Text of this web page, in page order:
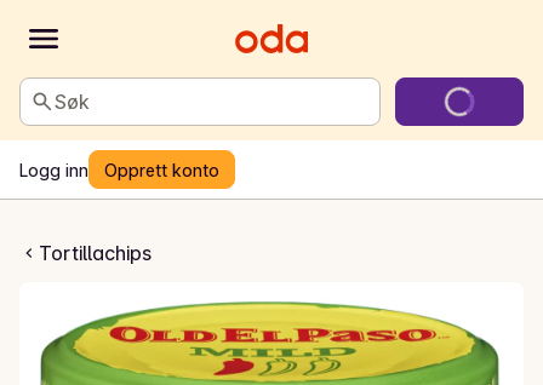
Søk
Logg inn Opprett konto
Tortillachips
Dip